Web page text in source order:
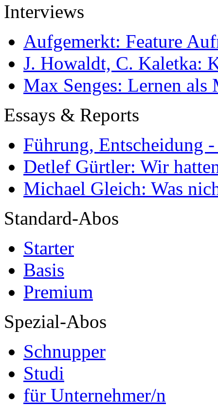
Interviews
Aufgemerkt: Feature
J. Howaldt, C. Kaletka:
Max Senges: Lernen als
Essays & Reports
Führung, Entscheidung
Detlef Gürtler: Wir
Michael Gleich: Was
Standard-Abos
Starter
Basis
Premium
Spezial-Abos
Schnupper
Studi
für Unternehmer/n